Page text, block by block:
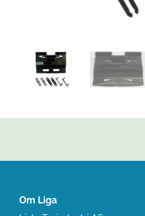
Om Liga